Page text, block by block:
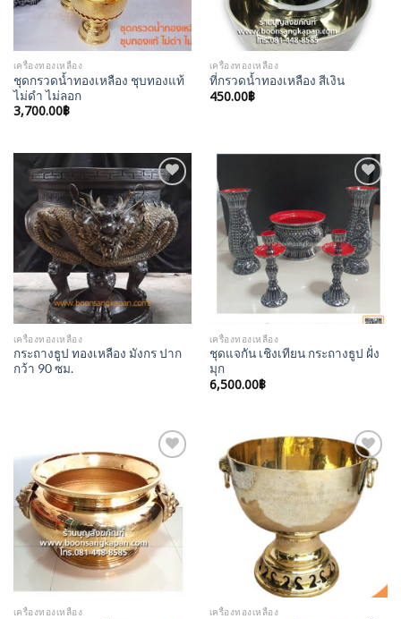
เครื่องทองเหลือง
ชุดกรวดน้ำทองเหลือง ชุบทองแท้
ไม่ดำ ไม่ลอก
3,700.00฿
เครื่องทองเหลือง
ที่กรวดน้ำทองเหลือง สีเงิน
450.00฿
Add to
Wishlist
เครื่องทองเหลือง
กระถางธูป ทองเหลือง มังกร ปาก
กว้า 90 ซม.
Add to
Wishlist
เครื่องทองเหลือง
ชุดแจกัน เชิงเทียน กระถางธูป ฝั่ง
มุก
6,500.00฿
Add to
Wishlist
เครื่องทองเหลือง
Add to
Wishlist
เครื่องทองเหลือง